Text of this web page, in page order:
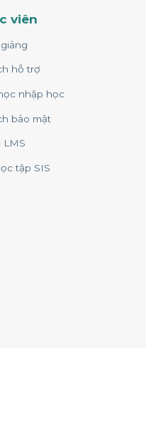
viên
hỗ trợ
nhập học
bảo mật
LMS
tập SIS